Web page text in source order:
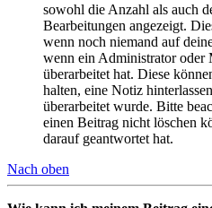
sowohl die Anzahl als auch
Bearbeitungen angezeigt.
wenn noch niemand auf
wenn ein Administrator oder
überarbeitet hat. Diese
halten, eine Notiz
überarbeitet wurde. Bitte
einen Beitrag nicht löschen
darauf geantwortet hat.
Nach oben